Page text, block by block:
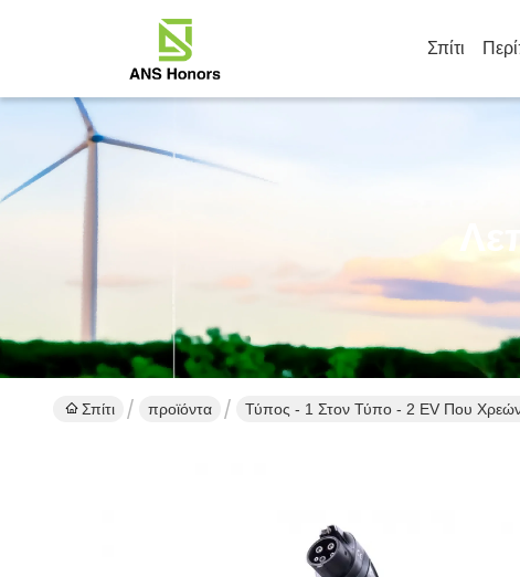
Σπίτι
Σπίτι προϊόντα Τύπος - 1 Στον Τύπο - 2 EV Που